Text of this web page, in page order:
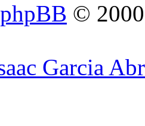
phpBB ©
Garcia